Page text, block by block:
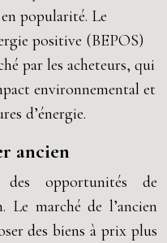
popularité. Le
positive (BEPOS)
par les acheteurs, qui
environnemental et
d’énergie.
ancien
des opportunités de
marché de l’ancien
des biens à prix plus